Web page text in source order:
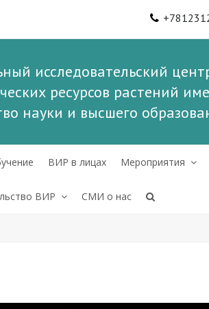
исследовательский
ресурсов растений
науки и высшего
ВИР в лицах Мероприятия
ВИР СМИ о нас